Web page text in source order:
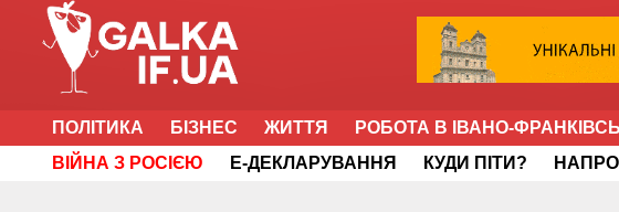
ПОЛІТИКА БІЗНЕС ЖИТТЯ РОБОТА В ІВАНО-
ВІЙНА З РОСІЄЮ
Е-ДЕКЛАРУВАННЯ КУДИ ПІТИ?